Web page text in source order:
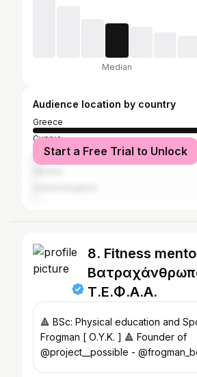
Median
Audience location by country
Greece
Cyprus
Germany
Start a Free Trial to Unlock
8. Fitness
Τ.Ε.Φ.Α.Α.
🔺 BSc: Physical education and
Frogman [ Ο.Υ.Κ. ] 🔺 Founder of
@project__possible - @frogman_bootcamp ⬇️